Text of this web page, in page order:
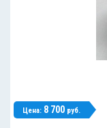
Цена:8 700 руб.